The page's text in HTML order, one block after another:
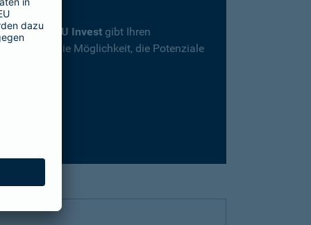
SBU Invest gibt Ihren
und die Möglichkeit, die Potenziale